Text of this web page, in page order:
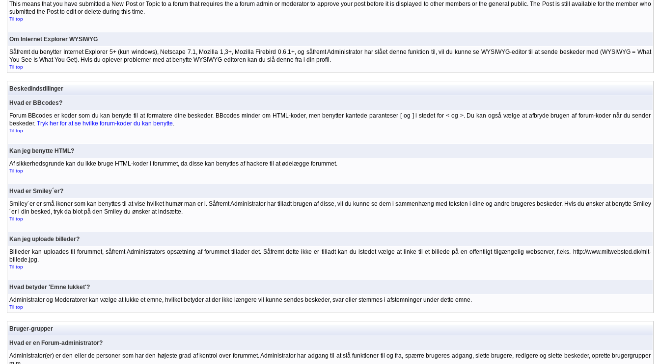
This means that you have submitted a New Post or Topic to a forum that requires the a forum admin or moderator to approve your post before it is displayed to other members or the general public. The Post is still available for the member who
submitted the Post to edit or delete during this time.
Til top
Om Internet Explorer WYSIWYG
Såfremt du benytter Internet Explorer 5+ (kun windows), Netscape 7.1, Mozilla 1,3+, Mozilla Firebird 0.6.1+, og såfremt Administrator har slået denne funktion til, vil du kunne se WYSIWYG-editor til at sende beskeder med (WYSIWYG = What
You See Is What You Get). Hvis du oplever problemer med at benytte WYSIWYG-editoren kan du slå denne fra i din profil.
Til top
Beskedindstillinger
Hvad er BBcodes?
Forum BBcodes er koder som du kan benytte til at formatere dine beskeder. BBcodes minder om HTML-koder, men benytter kantede paranteser [ og ] i stedet for < og >. Du kan også vælge at afbryde brugen af forum-koder når du sender
beskeder. Tryk her for at se hvilke forum-koder du kan benytte.
Til top
Kan jeg benytte HTML?
Af sikkerhedsgrunde kan du ikke bruge HTML-koder i forummet, da disse kan benyttes af hackere til at ødelægge forummet.
Til top
Hvad er Smiley´er?
Smiley´er er små ikoner som kan benyttes til at vise hvilket humør man er i. Såfremt Administrator har tilladt brugen af disse, vil du kunne se dem i sammenhæng med teksten i dine og andre brugeres beskeder. Hvis du ønsker at benytte Smiley
´er i din besked, tryk da blot på den Smiley du ønsker at indsætte.
Til top
Kan jeg uploade billeder?
Billeder kan uploades til forummet, såfremt Administrators opsætning af forummet tillader det. Såfremt dette ikke er tilladt kan du istedet vælge at linke til et billede på en offentligt tilgængelig webserver, f.eks. http://www.mitwebsted.dk/mit-
billede.jpg.
Til top
Hvad betyder 'Emne lukket'?
Administrator og Moderatorer kan vælge at lukke et emne, hvilket betyder at der ikke længere vil kunne sendes beskeder, svar eller stemmes i afstemninger under dette emne.
Til top
Bruger-grupper
Hvad er en Forum-administrator?
Administrator(er) er den eller de personer som har den højeste grad af kontrol over forummet. Administrator har adgang til at slå funktioner til og fra, spærre brugeres adgang, slette brugere, redigere og slette beskeder, oprette brugergrupper